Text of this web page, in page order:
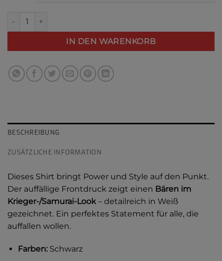
T-Shirt „Bear Warrior“ – Schwarz | Urban Streetwear Style
IN DEN WARENKORB
BESCHREIBUNG
ZUSÄTZLICHE INFORMATION
Dieses Shirt bringt Power und Style auf den Punkt.
Der auffällige Frontdruck zeigt einen Bären im
Krieger-/Samurai-Look – detailreich in Weiß
gezeichnet. Ein perfektes Statement für alle, die
auffallen wollen.
Farben:Schwarz